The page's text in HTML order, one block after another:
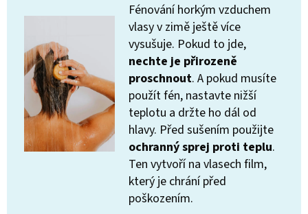
Fénování horkým vzduchem
vlasy v zimě ještě více
vysušuje. Pokud to jde,
nechte je přirozeně
proschnout. A pokud musíte
použít fén, nastavte nižší
teplotu a držte ho dál od
hlavy. Před sušením použijte
ochranný sprej proti teplu.
Ten vytvoří na vlasech film,
který je chrání před
poškozením.